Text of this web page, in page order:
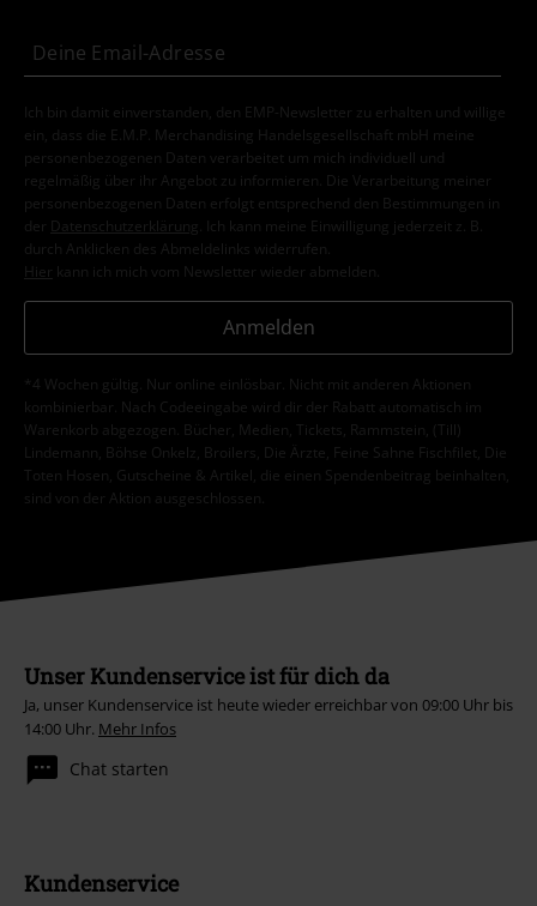
Ich bin damit einverstanden, den EMP-Newsletter zu erhalten und willige
ein, dass die E.M.P. Merchandising Handelsgesellschaft mbH meine
personenbezogenen Daten verarbeitet um mich individuell und
regelmäßig über ihr Angebot zu informieren. Die Verarbeitung meiner
personenbezogenen Daten erfolgt entsprechend den Bestimmungen in
der
Datenschutzerklärung
. Ich kann meine Einwilligung jederzeit z. B.
durch Anklicken des Abmeldelinks widerrufen.
Hier kann ich mich vom Newsletter wieder abmelden.
Anmelden
*4 Wochen gültig. Nur online einlösbar. Nicht mit anderen Aktionen
kombinierbar. Nach Codeeingabe wird dir der Rabatt automatisch im
Warenkorb abgezogen. Bücher, Medien, Tickets, Rammstein, (Till)
Lindemann, Böhse Onkelz, Broilers, Die Ärzte, Feine Sahne Fischfilet, Die
Toten Hosen, Gutscheine & Artikel, die einen Spendenbeitrag beinhalten,
sind von der Aktion ausgeschlossen.
Unser Kundenservice ist für dich da
Ja, unser Kundenservice ist heute wieder erreichbar von 09:00 Uhr bis
14:00 Uhr. Mehr Infos
Chat starten
Kundenservice